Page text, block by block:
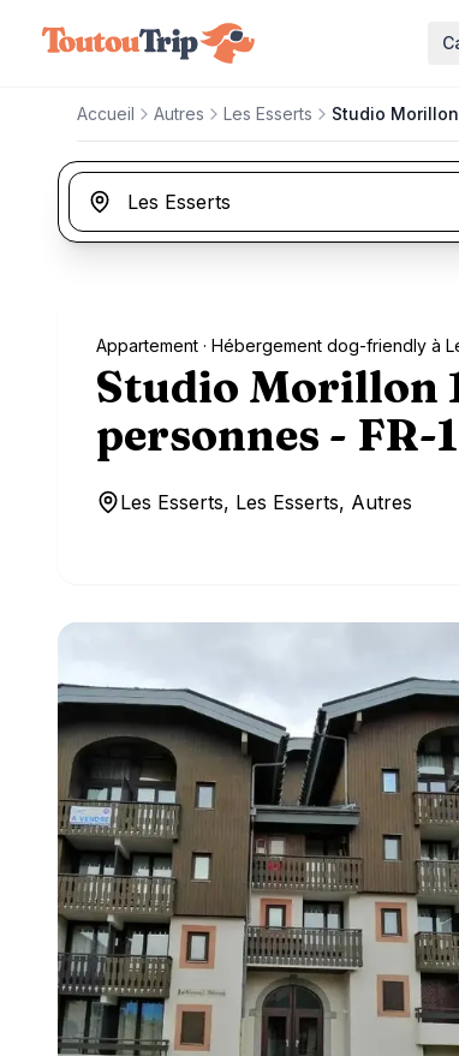
Accueil Autres Les Esserts Studio
Appartement · Hébergement dog-friendly à
Studio Morillon
personnes - FR-
Les Esserts, Les Esserts, Autres